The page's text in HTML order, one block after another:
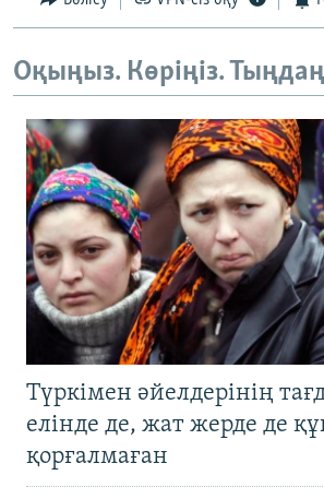
Оқыңыз. Көріңіз.
Түркімен әйелдерінің
елінде де, жат жерде де
қорғалмаған